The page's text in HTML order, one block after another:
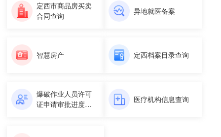
定西市商品房买卖
合同查询
异地就医备案
智慧房产 定西档案目录查询
爆破作业人员许可
证申请审批进度查
医疗机构信息查询